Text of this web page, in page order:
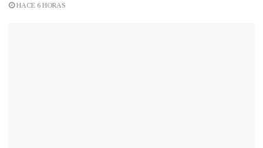
HACE 6 HORAS